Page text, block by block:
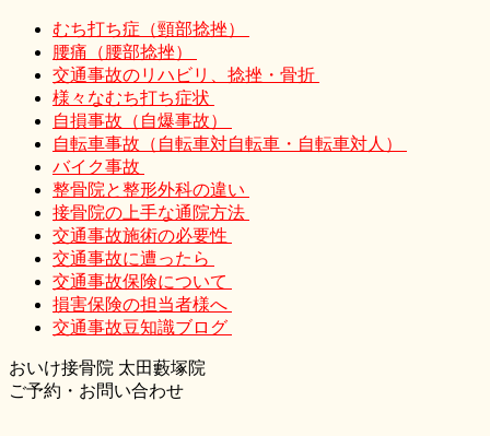
むち打ち症（頸部捻挫）
腰痛（腰部捻挫）
交通事故のリハビリ、捻挫・骨折
様々なむち打ち症状
自損事故（自爆事故）
自転車事故（自転車対自転車・自転車対人）
バイク事故
整骨院と整形外科の違い
接骨院の上手な通院方法
交通事故施術の必要性
交通事故に遭ったら
交通事故保険について
損害保険の担当者様へ
交通事故豆知識ブログ
おいけ接骨院 太田藪塚院
ご予約・お問い合わせ